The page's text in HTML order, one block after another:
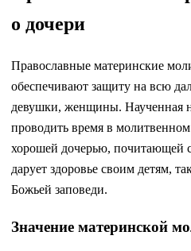
о дочери
Православные материнские
обеспечивают защиту на всю
девушки, женщины. Наученная
проводить время в
хорошей дочерью, почитающей
дарует здоровье своим детям,
Божьей заповеди.
Значение материнской